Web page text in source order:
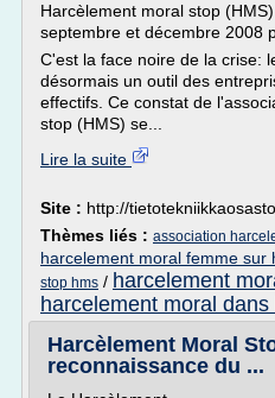
Harcèlement moral stop
septembre et décembre 2008
C'est la face noire de la crise:
désormais un outil des
effectifs. Ce constat de
stop (HMS) se...
Lire la suite
Site : http://
Thèmes liés : association
harcelement moral femme sur
stop hms / harcelement
harcelement moral
Harcèlement Moral
reconnaissance du ...